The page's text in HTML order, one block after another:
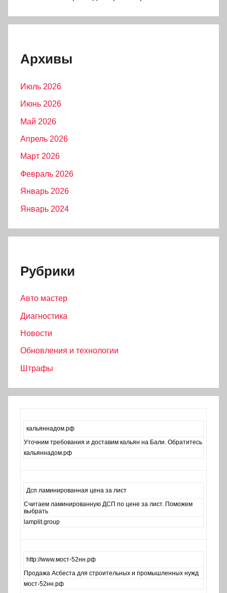
Архивы
Июль 2026
Июнь 2026
Май 2026
Апрель 2026
Март 2026
Февраль 2026
Январь 2026
Январь 2024
Рубрики
Авто мастер
Диагностика
Новости
Обновления и технологии
Штрафы
кальяннадом.рф
Уточним требования и доставим кальян на Бали. Обратитесь
кальяннадом.рф
Дсп ламинированная цена за лист
Считаем ламинированную ДСП по цене за лист. Поможем
выбрать
lamplit.group
http://www.мост-52нн.рф
Продажа Асбеста для строительных и промышленных нужд
мост-52нн.рф